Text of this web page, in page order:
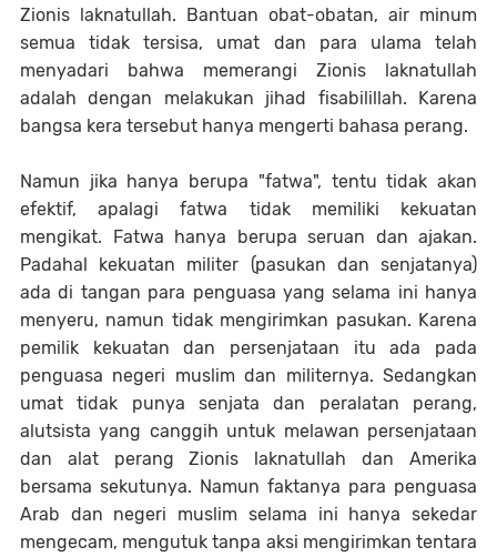
Zionis laknatullah. Bantuan obat-obatan, air minum
semua tidak tersisa, umat dan para ulama telah
menyadari bahwa memerangi Zionis laknatullah
adalah dengan melakukan jihad fisabilillah. Karena
bangsa kera tersebut hanya mengerti bahasa perang.
Namun jika hanya berupa "fatwa", tentu tidak akan
efektif, apalagi fatwa tidak memiliki kekuatan
mengikat. Fatwa hanya berupa seruan dan ajakan.
Padahal kekuatan militer (pasukan dan senjatanya)
ada di tangan para penguasa yang selama ini hanya
menyeru, namun tidak mengirimkan pasukan. Karena
pemilik kekuatan dan persenjataan itu ada pada
penguasa negeri muslim dan militernya. Sedangkan
umat tidak punya senjata dan peralatan perang,
alutsista yang canggih untuk melawan persenjataan
dan alat perang Zionis laknatullah dan Amerika
bersama sekutunya. Namun faktanya para penguasa
Arab dan negeri muslim selama ini hanya sekedar
mengecam, mengutuk tanpa aksi mengirimkan tentara